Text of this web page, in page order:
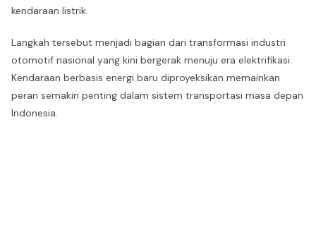
kendaraan listrik.
Langkah tersebut menjadi bagian dari transformasi industri
otomotif nasional yang kini bergerak menuju era elektrifikasi.
Kendaraan berbasis energi baru diproyeksikan memainkan
peran semakin penting dalam sistem transportasi masa depan
Indonesia.